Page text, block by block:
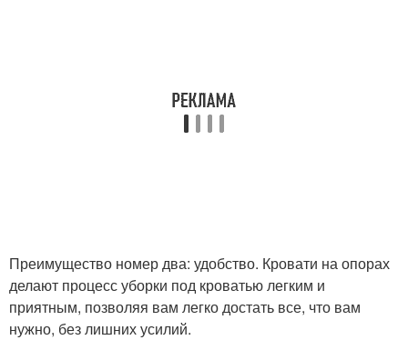
Преимущество номер два: удобство. Кровати на опорах
делают процесс уборки под кроватью легким и
приятным, позволяя вам легко достать все, что вам
нужно, без лишних усилий.